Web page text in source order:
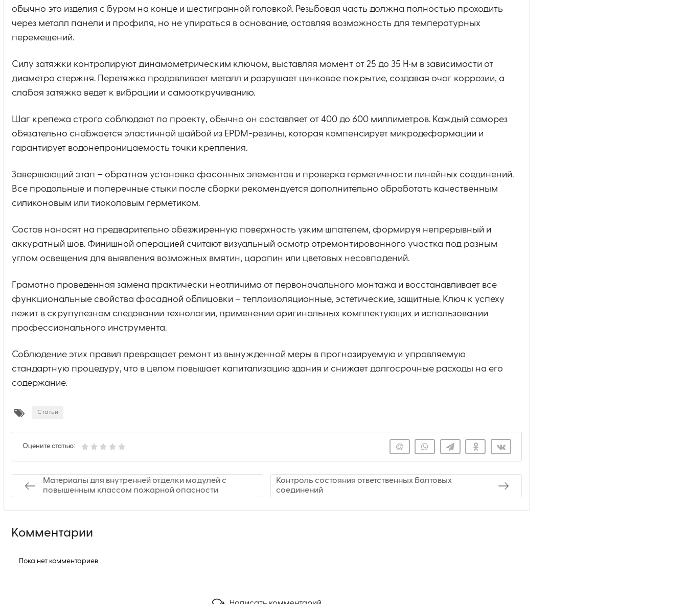
обычно это изделия с буром на конце и шестигранной головкой. Резьбовая часть должна полностью проходить
через металл панели и профиля, но не упираться в основание, оставляя возможность для температурных
перемещений.
Силу затяжки контролируют динамометрическим ключом, выставляя момент от 25 до 35 Н·м в зависимости от
диаметра стержня. Перетяжка продавливает металл и разрушает цинковое покрытие, создавая очаг коррозии, а
слабая затяжка ведет к вибрации и самооткручиванию.
Шаг крепежа строго соблюдают по проекту, обычно он составляет от 400 до 600 миллиметров. Каждый саморез
обязательно снабжается эластичной шайбой из EPDM-резины, которая компенсирует микродеформации и
гарантирует водонепроницаемость точки крепления.
Завершающий этап – обратная установка фасонных элементов и проверка герметичности линейных соединений.
Все продольные и поперечные стыки после сборки рекомендуется дополнительно обработать качественным
силиконовым или тиоколовым герметиком.
Состав наносят на предварительно обезжиренную поверхность узким шпателем, формируя непрерывный и
аккуратный шов. Финишной операцией считают визуальный осмотр отремонтированного участка под разным
углом освещения для выявления возможных вмятин, царапин или цветовых несовпадений.
Грамотно проведенная замена практически неотличима от первоначального монтажа и восстанавливает все
функциональные свойства фасадной облицовки – теплоизоляционные, эстетические, защитные. Ключ к успеху
лежит в скрупулезном следовании технологии, применении оригинальных комплектующих и использовании
профессионального инструмента.
Соблюдение этих правил превращает ремонт из вынужденной меры в прогнозируемую и управляемую
стандартную процедуру, что в целом повышает капитализацию здания и снижает долгосрочные расходы на его
содержание.
Статьи
Оцените статью:
Материалы для внутренней отделки модулей с
повышенным классом пожарной опасности
Контроль состояния ответственных болтовых
соединений
Комментарии
Пока нет комментариев